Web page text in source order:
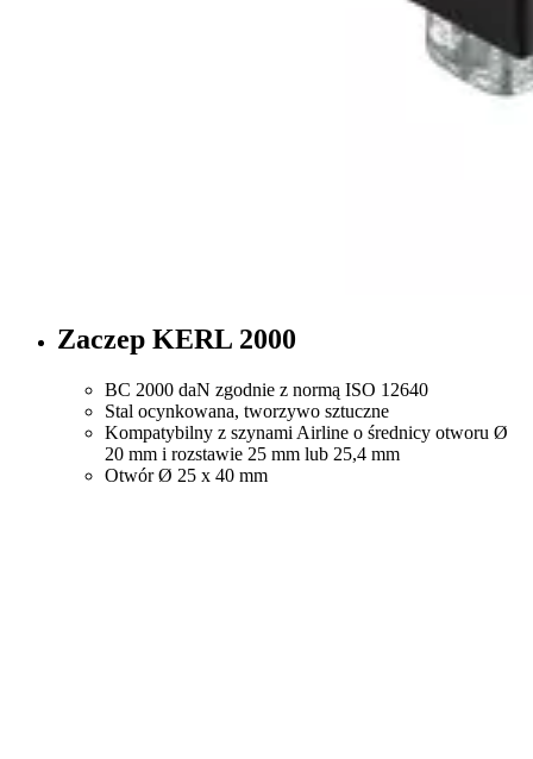
Zaczep KERL 2000
BC 2000 daN zgodnie z normą ISO 12640
Stal ocynkowana, tworzywo sztuczne
Kompatybilny z szynami Airline o średnicy otworu Ø
20 mm i rozstawie 25 mm lub 25,4 mm
Otwór Ø 25 x 40 mm